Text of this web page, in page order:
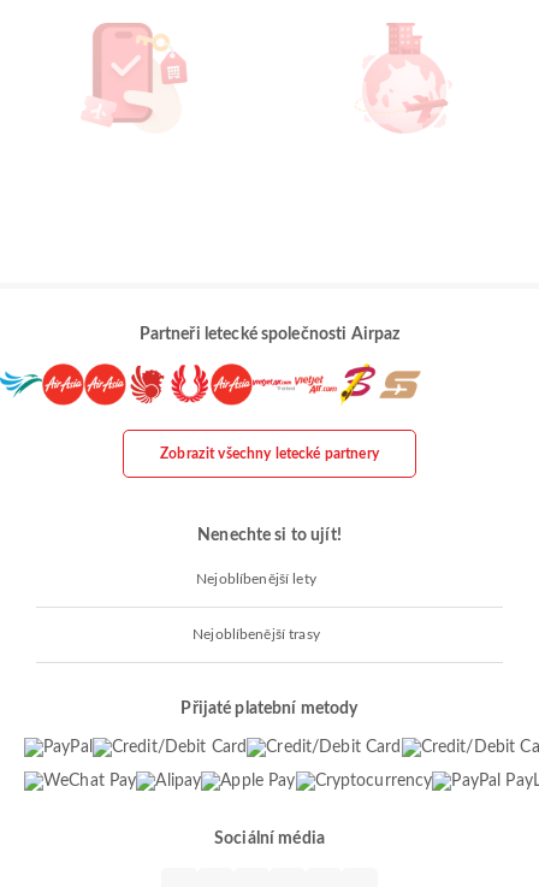
Partneři letecké společnosti Airpaz
Zobrazit všechny letecké partnery
Nenechte si to ujít!
Nejoblíbenější lety
Nejoblíbenější trasy
Přijaté platební metody
Sociální média